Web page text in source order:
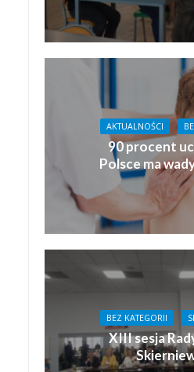
AKTUALNOŚCI
90 procent
Polsce ma
BEZ KATEGORII
XIII sesja